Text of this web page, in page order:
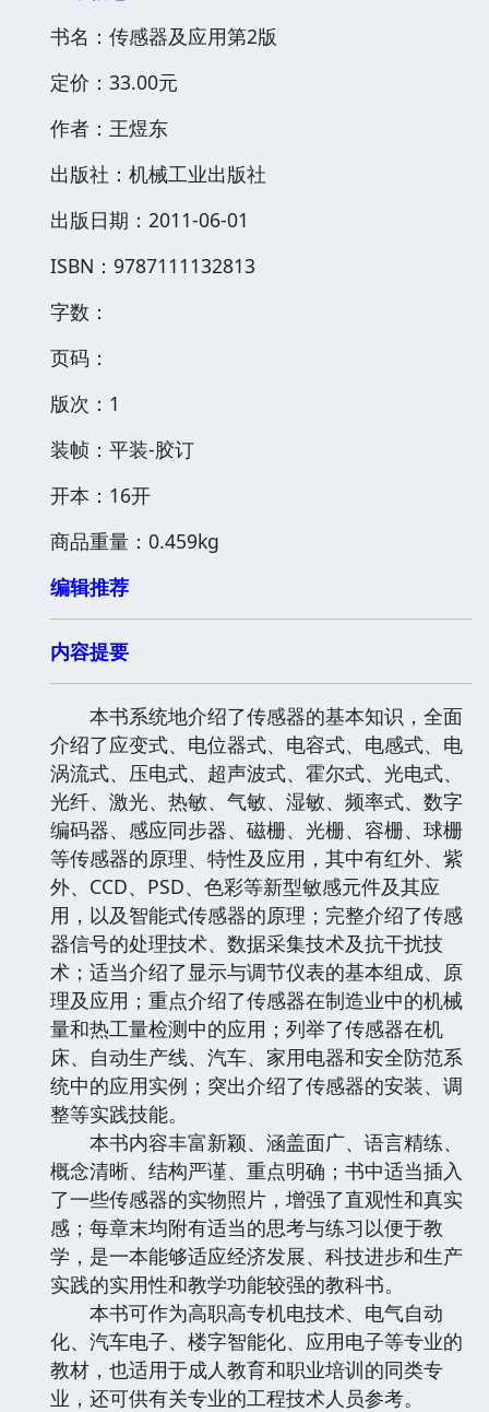
书名：传感器及应用第2版
定价：33.00元
作者：王煜东
出版社：机械工业出版社
出版日期：2011-06-01
ISBN：9787111132813
字数：
页码：
版次：1
装帧：平装-胶订
开本：16开
商品重量：0.459kg
编辑推荐
内容提要
本书系统地介绍了传感器的基本知识，全面
介绍了应变式、电位器式、电容式、电感式、电
涡流式、压电式、超声波式、霍尔式、光电式、
光纤、激光、热敏、气敏、湿敏、频率式、数字
编码器、感应同步器、磁栅、光栅、容栅、球栅
等传感器的原理、特性及应用，其中有红外、紫
外、CCD、PSD、色彩等新型敏感元件及其应
用，以及智能式传感器的原理；完整介绍了传感
器信号的处理技术、数据采集技术及抗干扰技
术；适当介绍了显示与调节仪表的基本组成、原
理及应用；重点介绍了传感器在制造业中的机械
量和热工量检测中的应用；列举了传感器在机
床、自动生产线、汽车、家用电器和安全防范系
统中的应用实例；突出介绍了传感器的安装、调
整等实践技能。
本书内容丰富新颖、涵盖面广、语言精练、
概念清晰、结构严谨、重点明确；书中适当插入
了一些传感器的实物照片，增强了直观性和真实
感；每章末均附有适当的思考与练习以便于教
学，是一本能够适应经济发展、科技进步和生产
实践的实用性和教学功能较强的教科书。
本书可作为高职高专机电技术、电气自动
化、汽车电子、楼字智能化、应用电子等专业的
教材，也适用于成人教育和职业培训的同类专
业，还可供有关专业的工程技术人员参考。